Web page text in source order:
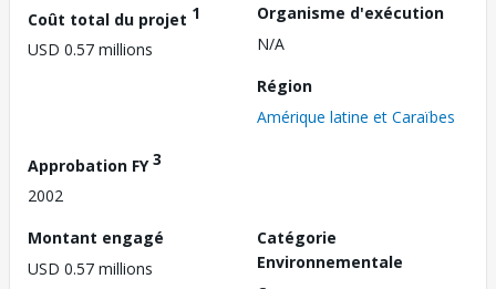
Coût total du projet 1
USD 0.57 millions
Organisme d'exécution
N/A
Région
Amérique latine et Caraïbes
Approbation FY3
2002
Montant engagé
USD 0.57 millions
Catégorie
Environnementale